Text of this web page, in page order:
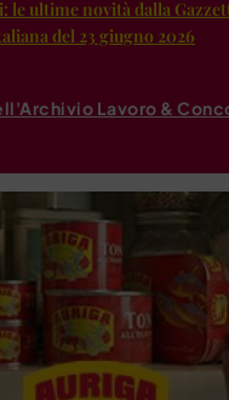
le ultime novità dalla
del 23 giugno 2026
Lavoro &